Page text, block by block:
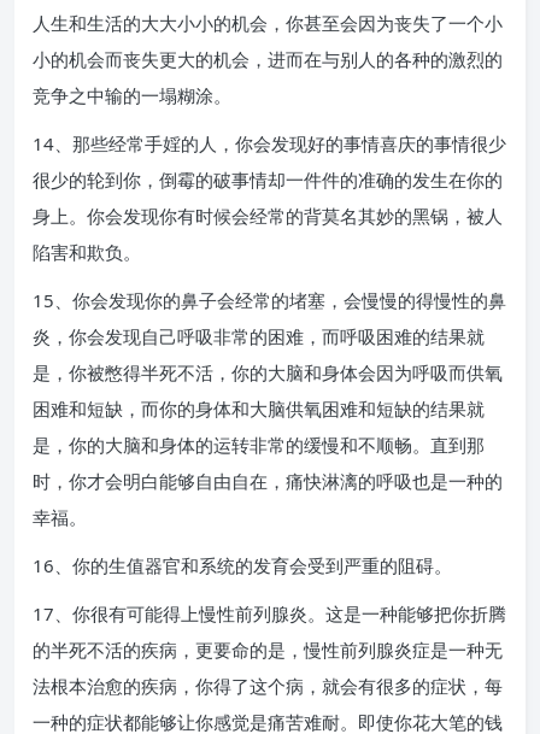
人生和生活的大大小小的机会，你甚至会因为丧失了一个小
小的机会而丧失更大的机会，进而在与别人的各种的激烈的
竞争之中输的一塌糊涂。
14、那些经常手婬的人，你会发现好的事情喜庆的事情很少
很少的轮到你，倒霉的破事情却一件件的准确的发生在你的
身上。你会发现你有时候会经常的背莫名其妙的黑锅，被人
陷害和欺负。
15、你会发现你的鼻子会经常的堵塞，会慢慢的得慢性的鼻
炎，你会发现自己呼吸非常的困难，而呼吸困难的结果就
是，你被憋得半死不活，你的大脑和身体会因为呼吸而供氧
困难和短缺，而你的身体和大脑供氧困难和短缺的结果就
是，你的大脑和身体的运转非常的缓慢和不顺畅。直到那
时，你才会明白能够自由自在，痛快淋漓的呼吸也是一种的
幸福。
16、你的生值器官和系统的发育会受到严重的阻碍。
17、你很有可能得上慢性前列腺炎。这是一种能够把你折腾
的半死不活的疾病，更要命的是，慢性前列腺炎症是一种无
法根本治愈的疾病，你得了这个病，就会有很多的症状，每
一种的症状都能够让你感觉是痛苦难耐。即使你花大笔的钱